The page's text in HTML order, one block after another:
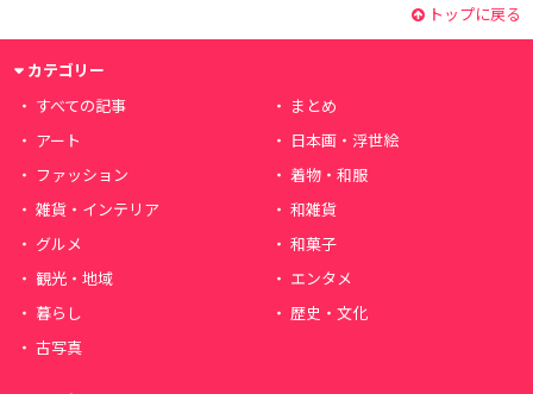
トップに戻る
カテゴリー
すべての記事
まとめ
アート
日本画・浮世絵
ファッション
着物・和服
雑貨・インテリア
和雑貨
グルメ
和菓子
観光・地域
エンタメ
暮らし
歴史・文化
古写真